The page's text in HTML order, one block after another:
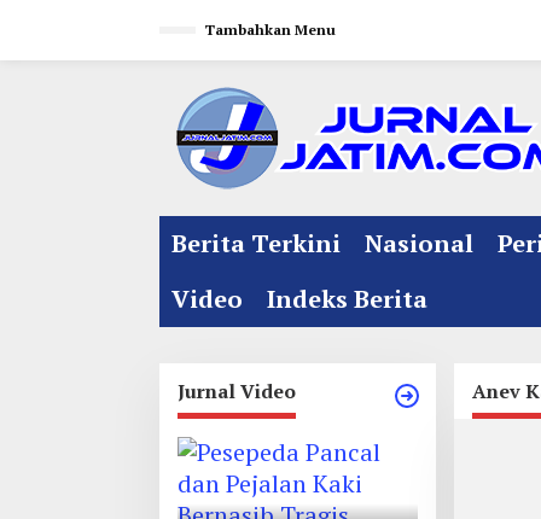
Tambahkan Menu
Berita Terkini Nasional
Video
Indeks Berita
Jurnal Video Anev